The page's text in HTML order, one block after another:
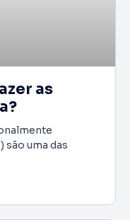
as
são uma das